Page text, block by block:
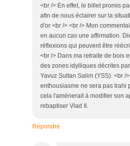
<br /> En effet, le billet promis
afin de nous éclairer sur la
d'or <br /> <br /> Mon
en aucun cas une affirmation.
réflexions qui peuvent être
<br /> Dans ma retraite de bois
des zones idylliques décrites
Yavuz Sultan Salim (YSS). <br /
enthousiasme ne sera pas trahi
cela l'amènerait à modifier son
rebaptiser Vlad II.
Répondre